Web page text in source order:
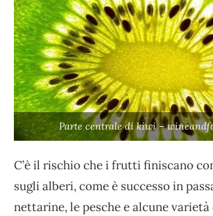
Parte centrale di kiwi –
C’è il rischio che i frutti finiscano
sugli alberi, come è successo in
nettarine, le pesche e alcune varietà